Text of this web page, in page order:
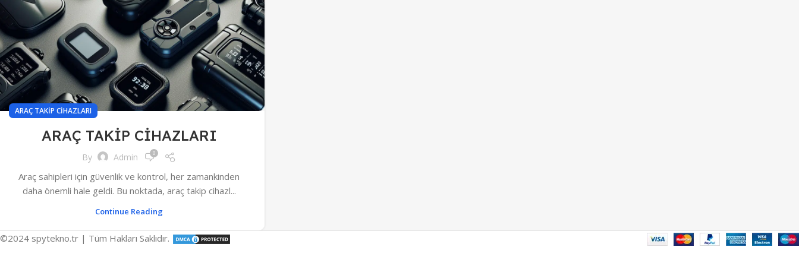
ARAÇ TAKIP CIHAZLARI
ARAÇ TAKİP CİHAZLARI
By Admin 0
Araç sahipleri için güvenlik ve kontrol, her zamankinden
daha önemli hale geldi. Bu noktada, araç takip cihazl...
Continue Reading
©2024 spytekno.tr | Tüm Hakları Saklıdır.